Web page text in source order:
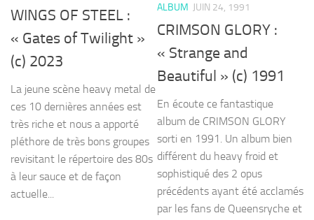
WINGS OF STEEL :
« Gates of Twilight »
(c) 2023
La jeune scène heavy metal de
ces 10 dernières années est
très riche et nous a apporté
pléthore de très bons groupes
revisitant le répertoire des 80s
à leur sauce et de façon
actuelle...
ALBUM JUIN 24, 1991
CRIMSON GLORY :
« Strange and
Beautiful » (c) 1991
En écoute ce fantastique
album de CRIMSON GLORY
sorti en 1991. Un album bien
différent du heavy froid et
sophistiqué des 2 opus
précédents ayant été acclamés
par les fans de Queensryche et